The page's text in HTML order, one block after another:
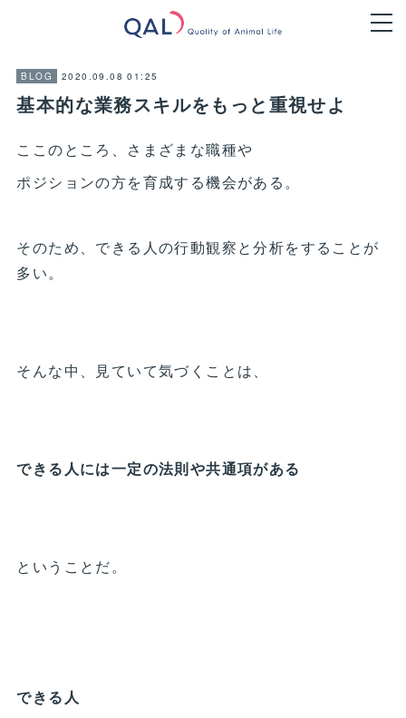
BLOG 2020.09.08 01:25
基本的な業務スキルをもっと重視せよ
ここのところ、さまざまな職種や
ポジションの方を育成する機会がある。
そのため、できる人の行動観察と分析をすることが
多い。
そんな中、見ていて気づくことは、
できる人には一定の法則や共通項がある
ということだ。
できる人